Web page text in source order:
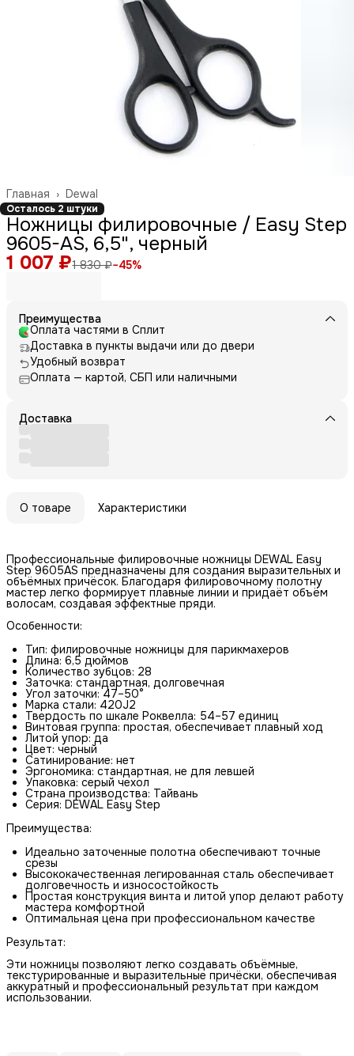
Dewal
Главная ›
Осталось 2 штуки
Ножницы филировочные / Easy Step
9605-AS, 6,5", черный
1 007 ₽1 830 ₽−45%
Преимущества
Оплата частями в Сплит
Доставка в пункты выдачи или до двери
Удобный возврат
Оплата — картой, СБП или наличными
Доставка
О товаре Характеристики
Профессиональные филировочные ножницы DEWAL Easy
Step 9605AS предназначены для создания выразительных и
объёмных причёсок. Благодаря филировочному полотну
мастер легко формирует плавные линии и придаёт объём
волосам, создавая эффектные пряди.
Особенности:
Тип: филировочные ножницы для парикмахеров
Длина: 6,5 дюймов
Количество зубцов: 28
Заточка: стандартная, долговечная
Угол заточки: 47–50°
Марка стали: 420J2
Твердость по шкале Роквелла: 54–57 единиц
Винтовая группа: простая, обеспечивает плавный ход
Литой упор: да
Цвет: черный
Сатинирование: нет
Эргономика: стандартная, не для левшей
Упаковка: серый чехол
Страна производства: Тайвань
Серия: DEWAL Easy Step
Преимущества:
Идеально заточенные полотна обеспечивают точные
срезы
Высококачественная легированная сталь обеспечивает
долговечность и износостойкость
Простая конструкция винта и литой упор делают работу
мастера комфортной
Оптимальная цена при профессиональном качестве
Результат:
Эти ножницы позволяют легко создавать объёмные,
текстурированные и выразительные причёски, обеспечивая
аккуратный и профессиональный результат при каждом
использовании.